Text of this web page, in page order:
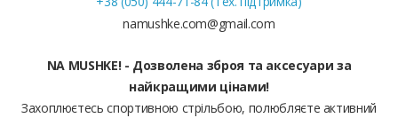
namushke.com@gmail.com
NA MUSHKE! - Дозволена зброя та аксесуари за
найкращими цінами!
Захоплюєтесь спортивною стрільбою, полюбляєте активний